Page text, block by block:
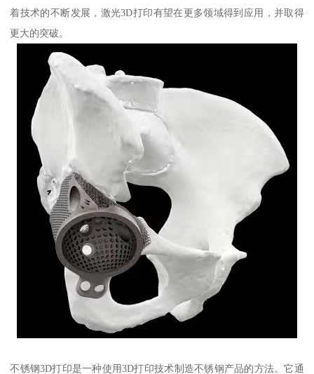
着技术的不断发展，激光3D打印有望在更多领域得到应用，并取得
更大的突破。
不锈钢3D打印是一种使用3D打印技术制造不锈钢产品的方法。它通